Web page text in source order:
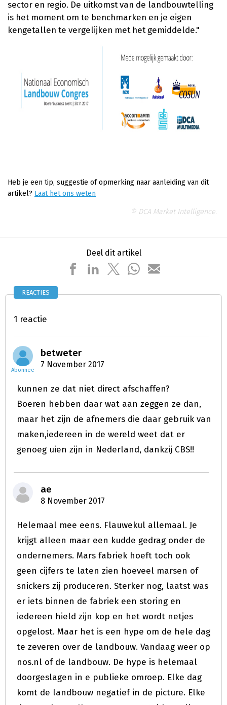
sector en regio. De uitkomst van de landbouwtelling
is het moment om te benchmarken en je eigen
kengetallen te vergelijken met het gemiddelde."
Heb je een tip, suggestie of opmerking naar aanleiding van dit
artikel? Laat het ons weten
© DCA Market Intelligence.
Deel dit artikel
REACTIES
1 reactie
Abonnee
betweter
7 November 2017
kunnen ze dat niet direct afschaffen?
Boeren hebben daar wat aan zeggen ze dan,
maar het zijn de afnemers die daar gebruik van
maken,iedereen in de wereld weet dat er
genoeg uien zijn in Nederland, dankzij CBS!!
ae
8 November 2017
Helemaal mee eens. Flauwekul allemaal. Je
krijgt alleen maar een kudde gedrag onder de
ondernemers. Mars fabriek hoeft toch ook
geen cijfers te laten zien hoeveel marsen of
snickers zij produceren. Sterker nog, laatst was
er iets binnen de fabriek een storing en
iedereen hield zijn kop en het wordt netjes
opgelost. Maar het is een hype om de hele dag
te zeveren over de landbouw. Vandaag weer op
nos.nl of de landbouw. De hype is helemaal
doorgeslagen in e publieke omroep. Elke dag
komt de landbouw negatief in de picture. Elke